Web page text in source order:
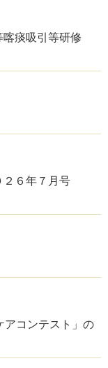
痰吸引等研修
２６年７月号
アコンテスト」の